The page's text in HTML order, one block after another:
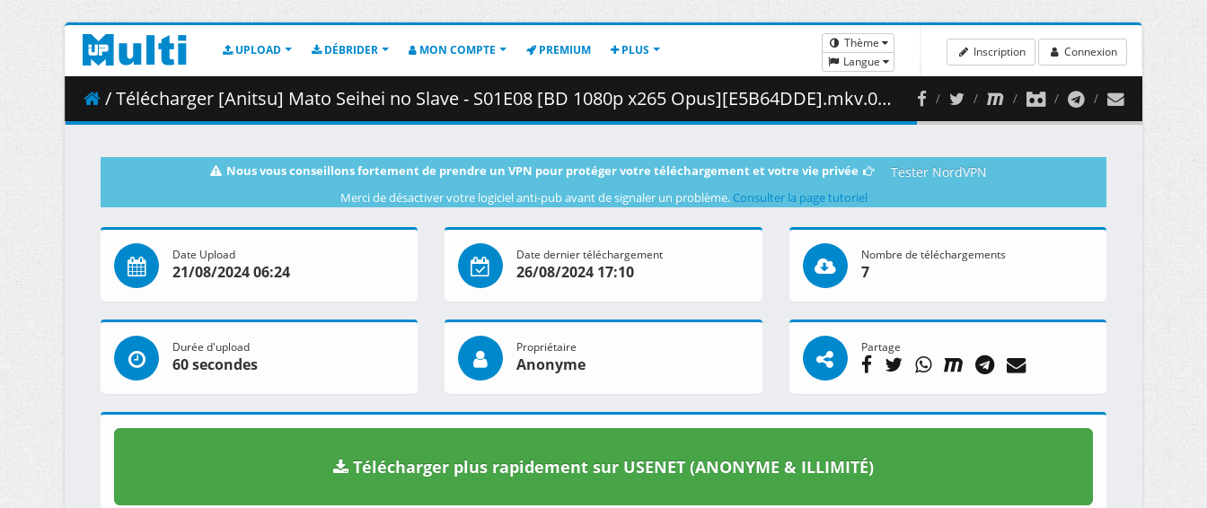
UPLOAD DÉBRIDER MON COMPTE PREMIUM PLUS
Thème
Langue
Inscription Connexion
/ Télécharger [Anitsu] Mato Seihei no Slave - S01E08 [BD 1080p x265 Opus][E5B64DDE].mkv.001 ( 252.19 MB )
Nous vous conseillons fortement de prendre un VPN pour protéger votre téléchargement et votre vie privée Tester NordVPN
Merci de désactiver votre logiciel anti-pub avant de signaler un problème. Consulter la page tutoriel
Date Upload
21/08/2024 06:24
Date dernier téléchargement
26/08/2024 17:10
Nombre de téléchargements
7
Durée d'upload
60 secondes
Propriétaire
Anonyme
Partage
Télécharger plus rapidement sur USENET (ANONYME & ILLIMITÉ)